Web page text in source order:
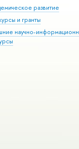
развитие
и гранты
научно-